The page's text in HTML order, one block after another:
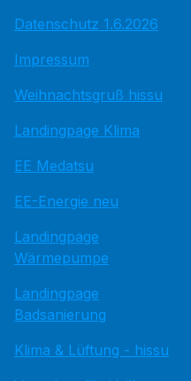
Datenschutz 1.6.2026
Impressum
Weihnachtsgruß hissu
Landingpage Klima
EE Medatsu
EE-Energie neu
Landingpage
Wärmepumpe
Landingpage
Badsanierung
Klima & Lüftung - hissu